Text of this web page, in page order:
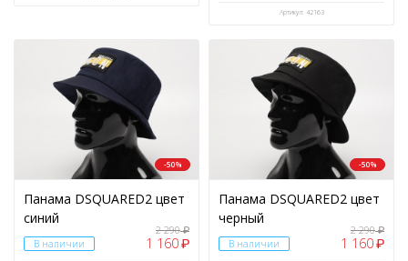
Артикул: 42163
-50%
Панама DSQUARED2 цвет
синий
В наличии
2 290₽
1 160₽
-50%
Панама DSQUARED2 цвет
черный
В наличии
2 290₽
1 160₽